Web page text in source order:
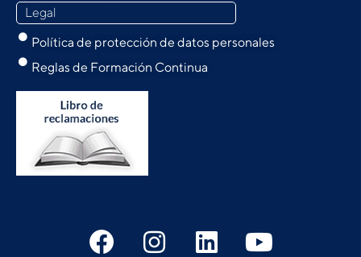
Legal
Política de protección de datos personales
Reglas de Formación Continua